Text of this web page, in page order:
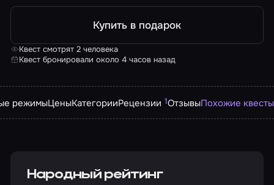
Купить в подарок
Квест смотрят 2 человека
Квест бронировали около 4 часов назад
режимыЦеныКатегорииРецензии 1ОтзывыПохожие квесты
Народный рейтинг